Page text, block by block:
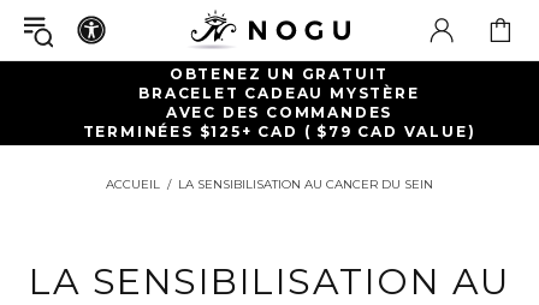
OBTENEZ UN GRATUIT
BRACELET CADEAU MYSTÈRE
AVEC DES COMMANDES
TERMINÉES $125+ CAD ( $79 CAD VALUE)
ACCUEIL LA SENSIBILISATION AU CANCER DU SEIN
LA SENSIBILISATION AU